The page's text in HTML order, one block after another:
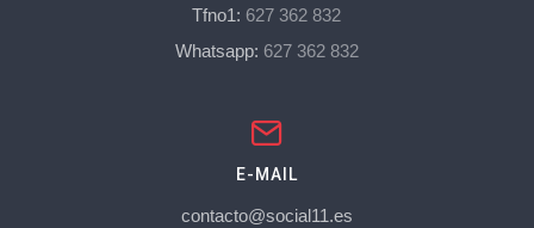
Tfno1: 627 362 832
Whatsapp: 627 362 832
E-MAIL
contacto@social11.es